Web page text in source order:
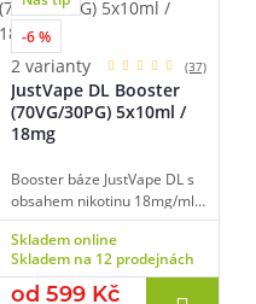
-6 %
2 varianty (37)
JustVape DL Booster
(70VG/30PG) 5x10ml /
18mg
Booster báze JustVape DL s
obsahem nikotinu 18mg/ml
slouží jako doplněk pro
beznikotinové báze k
namíchání přesné
požadované koncentrace.
Skladem online
Skladem na 12 prodejnách
od 599 Kč